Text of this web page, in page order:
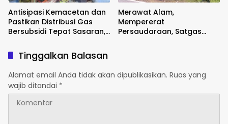
Antisipasi Kemacetan dan
Pastikan Distribusi Gas
Bersubsidi Tepat Sasaran,
Patroli
Merawat Alam,
Mempererat
Persaudaraan, Satgas
Tinggalkan Balasan
Alamat email Anda tidak akan dipublikasikan. Ruas yang
wajib ditandai *